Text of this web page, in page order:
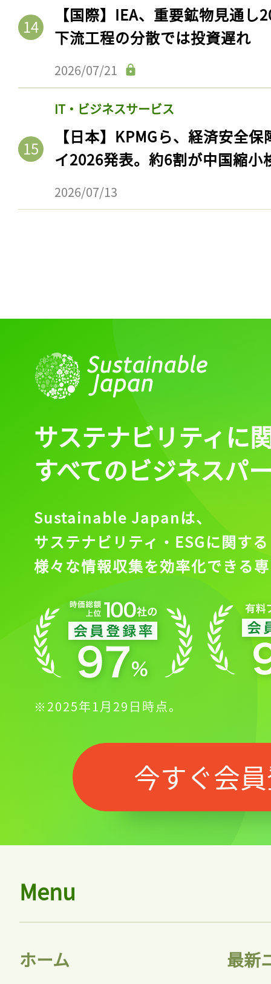
【国際】IEA、重要鉱物見通
下流工程の分散では投資遅れ
2026/07/21
IT・ビジネスサービス
【日本】KPMGら、経済安全
イ2026発表。約6割が中国縮小
2026/07/13
サステナビリティに
すべてのビジネスパ
Sustainable Japanは、
サステナビリティ・ESGに関する
様々な情報収集を効率化できる
※2025年1月29日時点。
今すぐ会
Menu
ホーム 最新